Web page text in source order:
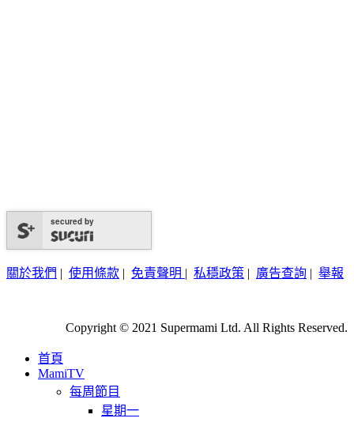
secured by
關於我們 | 使用條款 | 免責聲明 | 私穩政策 | 廣告查詢 | 舉報
Copyright © 2021 Supermami Ltd. All Rights Reserved.
首頁
MamiTV
每周節目
星期一